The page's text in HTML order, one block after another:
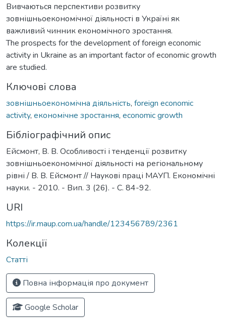
Вивчаються перспективи розвитку
зовнішньоекономічної діяльності в Україні як
важливий чинник економічного зростання.
The prospects for the development of foreign economic
activity in Ukraine as an important factor of economic growth
are studied.
Ключові слова
зовнішньоекономічна діяльність, foreign economic
activity, економічне зростання, economic growth
Бібліографічний опис
Ейсмонт, В. В. Особливості і тенденції розвитку
зовнішньоекономічної діяльності на регіональному
рівні / В. В. Ейсмонт // Наукові праці МАУП. Економічні
науки. - 2010. - Вип. 3 (26). - С. 84-92.
URI
https://ir.maup.com.ua/handle/123456789/2361
Колекції
Статті
Повна інформація про документ
Google Scholar